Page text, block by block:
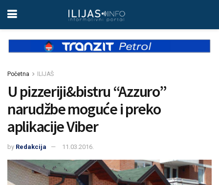
Početna ILIJAŠ
U pizzeriji&bistru “Azzuro”
narudžbe moguće i preko
aplikacije Viber
by Redakcija 11.03.2016.